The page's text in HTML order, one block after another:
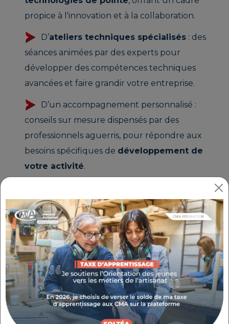
propice à l'innovation et à la collaboration.
D’ateliers techniques spécialisés : des
séances animées par des experts pour
développer des compétences techniques
avancées et faire grandir votre entreprise.
D’un accompagnement personnalisé :
conseils sur mesure dispensés par des
professionnels aguerris, pour répondre aux
besoins spécifiques de développement de
votre activité.
D’événements stimulants : des rendez-vous
conçus pour nourrir votre esprit créatif et
renforcer votre capacité àinnover.
QU'EST-CE QU'UN FABLAB /
MAKERSPACE ?
Un FabLab(Fabrication Laboratory) est un espace
collaboratif de fabrication numérique. Ces lieux
d'innovation mettent à disposition des artisans des